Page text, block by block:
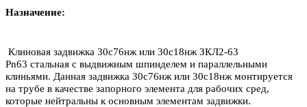
Назначение:
Клиновая задвижка 30с76нж или 30с18нж ЗКЛ2-63
Рn63 стальная с выдвижным шпинделем и параллельными
клиньями. Данная задвижка 30с76нж или 30с18нж монтируется
на трубе в качестве запорного элемента для рабочих сред,
которые нейтральны к основным элементам задвижки.